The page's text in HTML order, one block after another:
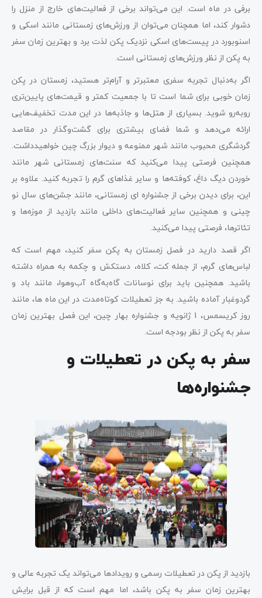
برفی در ماه است. این می‌تواند برخی از فعالیت‌های خارج از منزل را
دشوار کند، اما همچنان می‌توان از ورزش‌های زمستانی مانند اسکی و
اسنوبورد در پیست‌های اسکی نزدیک پکن لذت برد و بهترین زمان سفر
به پکن از نظر ورزش‌های زمستانی است.
اگر به‌دنبال تجربه‌ سفری معتبرتر و آرام‌تر هستید، زمستان در پکن
زمان خوبی برای شما است تا با جمعیت کمتر و قیمت‌های پایین‌تری
روبه‌رو شوید. بسیاری از هتل‌ها و جاذبه‌ها در این مدت تخفیف‌هایی
ارائه می‌دهد و شما فضای بیشتری برای گشت‌وگذار در مقاصد
گردشگری محبوب مانند شهر ممنوعه و دیوار بزرگ چین خواهیدداشت.
همچنین فرصتی پیدا می‌کنید که سنت‌های زمستانی شهر مانند
خوردن دیگ داغ، کوفته‌ها و سایر غذاهای گرم را تجربه کنید. علاوه بر
این، برای دیدن برخی از جشنواره ‌ای زمستانی، مانند جشن‌های سال نو
چینی و همچنین سایر فعالیت‌های داخلی مانند بازدید از موزه‌ها و
تئاترها، فرصتی پیدا می‌کنید.
اگر قصد دارید در فصل زمستان به پکن سفر کنید، مهم است که
لباس‌های گرم، از جمله کت، کلاه، دستکش و چکمه به همراه داشته
باشید. همچنین باید برای نوسانات گاه‌به‌گاه آب‌وهوا، مانند باد و
گردوغبار آماده باشید. به جز تعطیلات کوتاه‌مدت در این ماه ها، مانند
روز کریسمس، 1 ژانویه و جشنواره بهار چین، این فصل بهترین زمان
سفر به پکن از نظر بودجه است.
سفر به پکن در تعطیلات و
جشنواره‌ها
بازدید از پکن در تعطیلات رسمی و رویدادها می‌تواند یک تجربه عالی و
بهترین زمان سفر به پکن باشد، اما مهم است که از قبل برایش